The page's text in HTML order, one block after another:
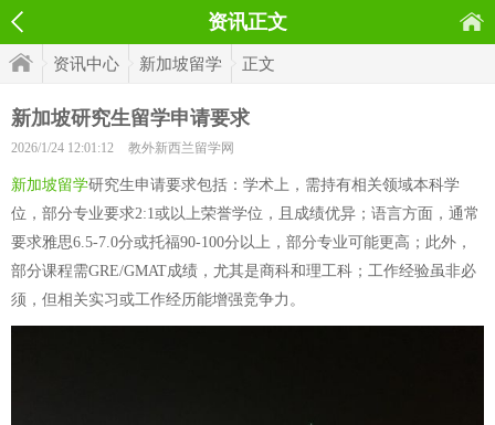
资讯正文
资讯中心 新加坡留学 正文
新加坡研究生留学申请要求
2026/1/24 12:01:12 教外新西兰留学网
新加坡留学研究生申请要求包括：学术上，需持有相关领域本科学
位，部分专业要求2:1或以上荣誉学位，且成绩优异；语言方面，通常
要求雅思6.5-7.0分或托福90-100分以上，部分专业可能更高；此外，
部分课程需GRE/GMAT成绩，尤其是商科和理工科；工作经验虽非必
须，但相关实习或工作经历能增强竞争力。